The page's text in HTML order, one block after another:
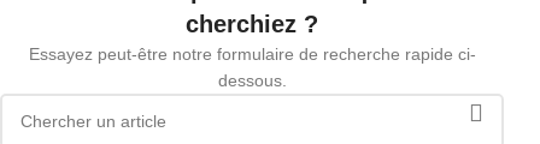
cherchiez ?
Essayez peut-être notre formulaire de recherche rapide ci-
dessous.